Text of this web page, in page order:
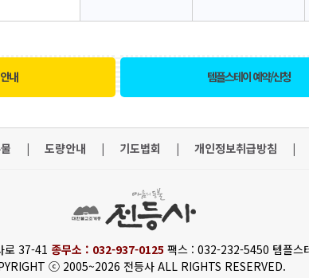
내 템플스테이 예약/신청
| 도량안내 | 기도법회 | 개인정보취급방침 |
로 37-41 종무소 : 032-937-0125 팩스 : 032-232-5450 템플스
ⓒ 2005~2026 전등사 ALL RIGHTS RESERVED.